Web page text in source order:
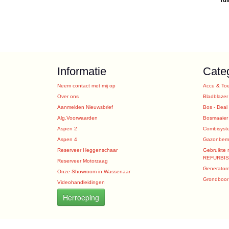
Informatie
Neem contact met mij op
Over ons
Aanmelden Nieuwsbrief
Alg.Voorwaarden
Aspen 2
Aspen 4
Reserveer Heggenschaar
Reserveer Motorzaag
Onze Showroom in Wassenaar
Videohandleidingen
Herroeping
Accu &
Bos - Deal
Bosmaaier
Gebruikte